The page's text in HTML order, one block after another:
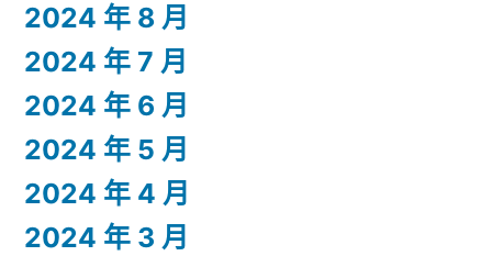
2024 年 8 月
2024 年 7 月
2024 年 6 月
2024 年 5 月
2024 年 4 月
2024 年 3 月